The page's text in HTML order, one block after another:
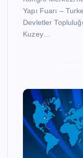
Yapı Fuarı –
Devletler
Kuzey…